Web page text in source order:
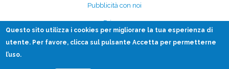
menu
Pubblicità con noi
Privacy
Disclaimer
Questo sito utilizza i cookies per migliorare la tua esperienza di
utente. Per favore, clicca sul pulsante Accetta per permetterne
l’uso.